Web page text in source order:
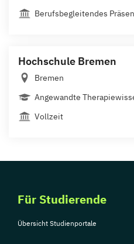
Berufsbegleitendes
Hochschule Bremen
Bremen
Angewandte
Vollzeit
Für Studierende
Übersicht Studienportale